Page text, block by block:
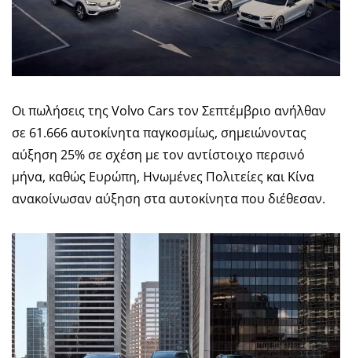
Οι πωλήσεις της Volvo Cars τον Σεπτέμβριο ανήλθαν
σε 61.666 αυτοκίνητα παγκοσμίως, σημειώνοντας
αύξηση 25% σε σχέση με τον αντίστοιχο περσινό
μήνα, καθώς Ευρώπη, Ηνωμένες Πολιτείες και Κίνα
ανακοίνωσαν αύξηση στα αυτοκίνητα που διέθεσαν.